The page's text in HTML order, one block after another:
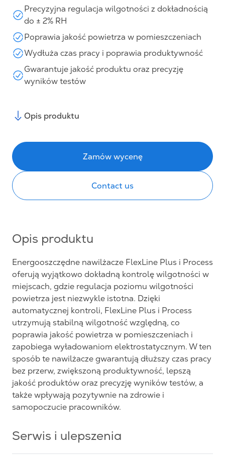
Precyzyjna regulacja wilgotności z dokładnością
do ± 2% RH
Poprawia jakość powietrza w pomieszczeniach
Wydłuża czas pracy i poprawia produktywność
Gwarantuje jakość produktu oraz precyzję
wyników testów
Opis produktu
Zamów wycenę
Contact us
Opis produktu
Energooszczędne nawilżacze FlexLine Plus i Process
oferują wyjątkowo dokładną kontrolę wilgotności w
miejscach, gdzie regulacja poziomu wilgotności
powietrza jest niezwykle istotna. Dzięki
automatycznej kontroli, FlexLine Plus i Process
utrzymują stabilną wilgotność względną, co
poprawia jakość powietrza w pomieszczeniach i
zapobiega wyładowaniom elektrostatycznym. W ten
sposób te nawilżacze gwarantują dłuższy czas pracy
bez przerw, zwiększoną produktywność, lepszą
jakość produktów oraz precyzję wyników testów, a
także wpływają pozytywnie na zdrowie i
samopoczucie pracowników.
Serwis i ulepszenia